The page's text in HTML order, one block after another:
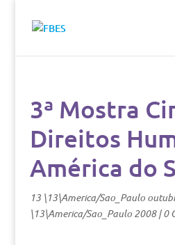
3ª Mostra
Direitos
América do
13 \13\America/Sao_Paulo
\13\America/Sao_Paulo 2008|0